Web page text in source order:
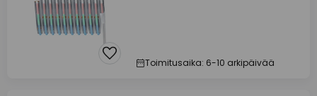
Toimitusaika: 6-10 arkipäivää